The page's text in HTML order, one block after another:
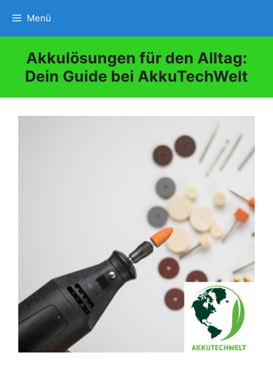
Inhalt
springen
Menü
Akkulösungen für den Alltag:
Dein Guide bei AkkuTechWelt